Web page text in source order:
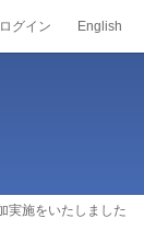
ログイン English
実施をいたしました